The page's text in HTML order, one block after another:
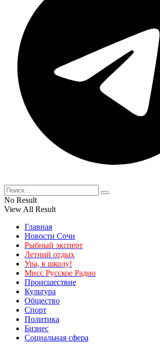
No Result
View All Result
Главная
Новости Сочи
Рыбный эксперт
Летний отдых
Ура, в школу!
Мисс Русское Радио
Происшествие
Культура
Общество
Спорт
Политика
Бизнес
Социальная сфера